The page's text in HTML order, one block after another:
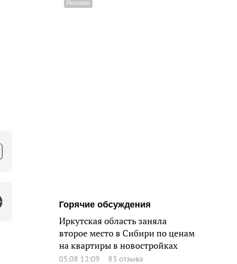
Горячие обсуждения
Иркутская область заняла
второе место в Сибири по ценам
на квартиры в новостройках
05.08 12:09 83 отзыва